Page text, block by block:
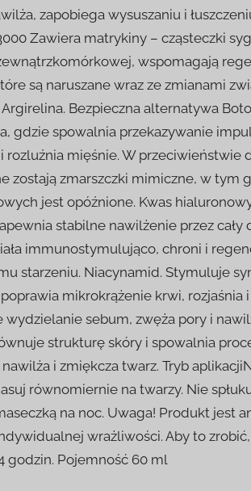
zapobiega wysuszaniu i
Zawiera matrykiny – cząsteczki
wspomagają
są naruszane wraz ze zmianami
Bezpieczna alternatywa
gdzie spowalnia przekazywanie
mięśnie. W przeciwieństwie
zostają zmarszczki mimiczne, w tym
jest opóźnione. Kwas hialuronowy
stabilne nawilżenie przez cały
immunostymulująco, chroni i
starzeniu. Niacynamid. Stymuluje
mikrokrążenie krwi, rozjaśnia
sebum, zwęża pory i
strukturę skóry i spowalnia
i zmiękcza twarz. Tryb
równomiernie na twarzy. Nie
na noc. Uwaga! Produkt jest
wrażliwości. Aby to zrobić,
godzin. Pojemność 60 ml